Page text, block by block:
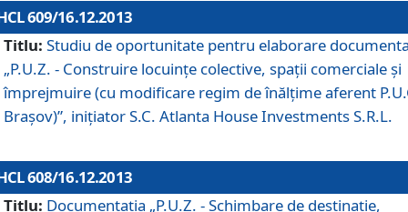
609/16.12.2013
Titlu: Studiu de oportunitate pentru elaborare
„P.U.Z. - Construire locuinţe colective, spaţii comerciale şi
împrejmuire (cu modificare regim de înălţime aferent
Braşov)”, iniţiator S.C. Atlanta House Investments S.R.L.
608/16.12.2013
Titlu: Documentaţia „P.U.Z. - Schimbare de destinaţie,